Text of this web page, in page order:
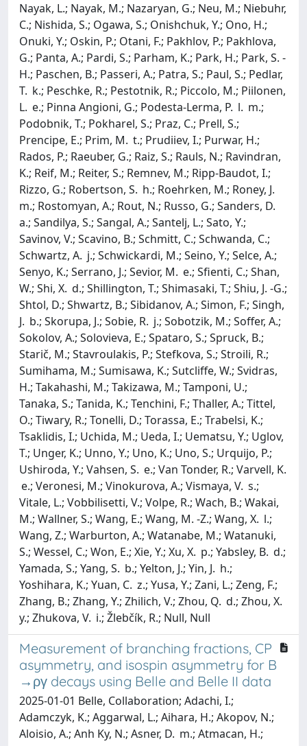
Nayak, L.; Nayak, M.; Nazaryan, G.; Neu, M.; Niebuhr,
C.; Nishida, S.; Ogawa, S.; Onishchuk, Y.; Ono, H.;
Onuki, Y.; Oskin, P.; Otani, F.; Pakhlov, P.; Pakhlova,
G.; Panta, A.; Pardi, S.; Parham, K.; Park, H.; Park, S. -
H.; Paschen, B.; Passeri, A.; Patra, S.; Paul, S.; Pedlar,
T. k.; Peschke, R.; Pestotnik, R.; Piccolo, M.; Piilonen,
L. e.; Pinna Angioni, G.; Podesta-Lerma, P. l. m.;
Podobnik, T.; Pokharel, S.; Praz, C.; Prell, S.;
Prencipe, E.; Prim, M. t.; Prudiiev, I.; Purwar, H.;
Rados, P.; Raeuber, G.; Raiz, S.; Rauls, N.; Ravindran,
K.; Reif, M.; Reiter, S.; Remnev, M.; Ripp-Baudot, I.;
Rizzo, G.; Robertson, S. h.; Roehrken, M.; Roney, J.
m.; Rostomyan, A.; Rout, N.; Russo, G.; Sanders, D.
a.; Sandilya, S.; Sangal, A.; Santelj, L.; Sato, Y.;
Savinov, V.; Scavino, B.; Schmitt, C.; Schwanda, C.;
Schwartz, A. j.; Schwickardi, M.; Seino, Y.; Selce, A.;
Senyo, K.; Serrano, J.; Sevior, M. e.; Sfienti, C.; Shan,
W.; Shi, X. d.; Shillington, T.; Shimasaki, T.; Shiu, J. -G.;
Shtol, D.; Shwartz, B.; Sibidanov, A.; Simon, F.; Singh,
J. b.; Skorupa, J.; Sobie, R. j.; Sobotzik, M.; Soffer, A.;
Sokolov, A.; Solovieva, E.; Spataro, S.; Spruck, B.;
Starič, M.; Stavroulakis, P.; Stefkova, S.; Stroili, R.;
Sumihama, M.; Sumisawa, K.; Sutcliffe, W.; Svidras,
H.; Takahashi, M.; Takizawa, M.; Tamponi, U.;
Tanaka, S.; Tanida, K.; Tenchini, F.; Thaller, A.; Tittel,
O.; Tiwary, R.; Tonelli, D.; Torassa, E.; Trabelsi, K.;
Tsaklidis, I.; Uchida, M.; Ueda, I.; Uematsu, Y.; Uglov,
T.; Unger, K.; Unno, Y.; Uno, K.; Uno, S.; Urquijo, P.;
Ushiroda, Y.; Vahsen, S. e.; Van Tonder, R.; Varvell, K.
e.; Veronesi, M.; Vinokurova, A.; Vismaya, V. s.;
Vitale, L.; Vobbilisetti, V.; Volpe, R.; Wach, B.; Wakai,
M.; Wallner, S.; Wang, E.; Wang, M. -Z.; Wang, X. l.;
Wang, Z.; Warburton, A.; Watanabe, M.; Watanuki,
S.; Wessel, C.; Won, E.; Xie, Y.; Xu, X. p.; Yabsley, B. d.;
Yamada, S.; Yang, S. b.; Yelton, J.; Yin, J. h.;
Yoshihara, K.; Yuan, C. z.; Yusa, Y.; Zani, L.; Zeng, F.;
Zhang, B.; Zhang, Y.; Zhilich, V.; Zhou, Q. d.; Zhou, X.
y.; Zhukova, V. i.; Žlebčík, R.; Null, Null
Measurement of branching fractions, CP
asymmetry, and isospin asymmetry for B
→ργ decays using Belle and Belle II data
2025-01-01 Belle, Collaboration; Adachi, I.;
Adamczyk, K.; Aggarwal, L.; Aihara, H.; Akopov, N.;
Aloisio, A.; Anh Ky, N.; Asner, D. m.; Atmacan, H.;